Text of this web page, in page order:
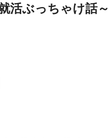
活ぶっちゃけ話～